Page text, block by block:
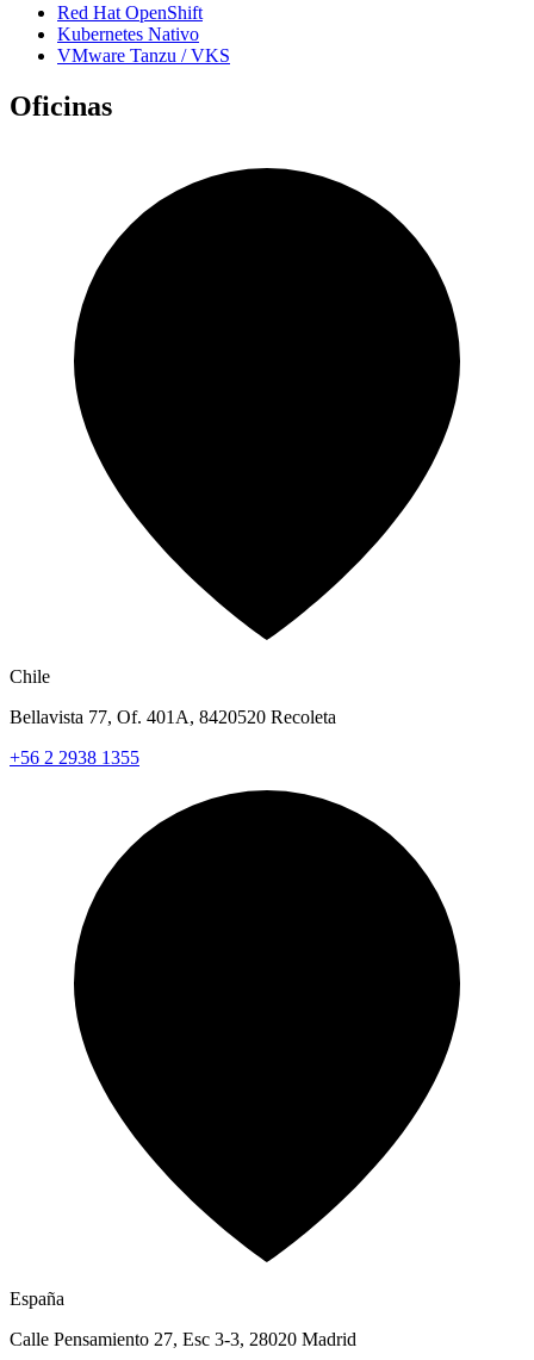
Red Hat OpenShift
Kubernetes Nativo
VMware Tanzu / VKS
Oficinas
Chile
Bellavista 77, Of. 401A, 8420520 Recoleta
+56 2 2938 1355
España
Calle Pensamiento 27, Esc 3-3, 28020 Madrid